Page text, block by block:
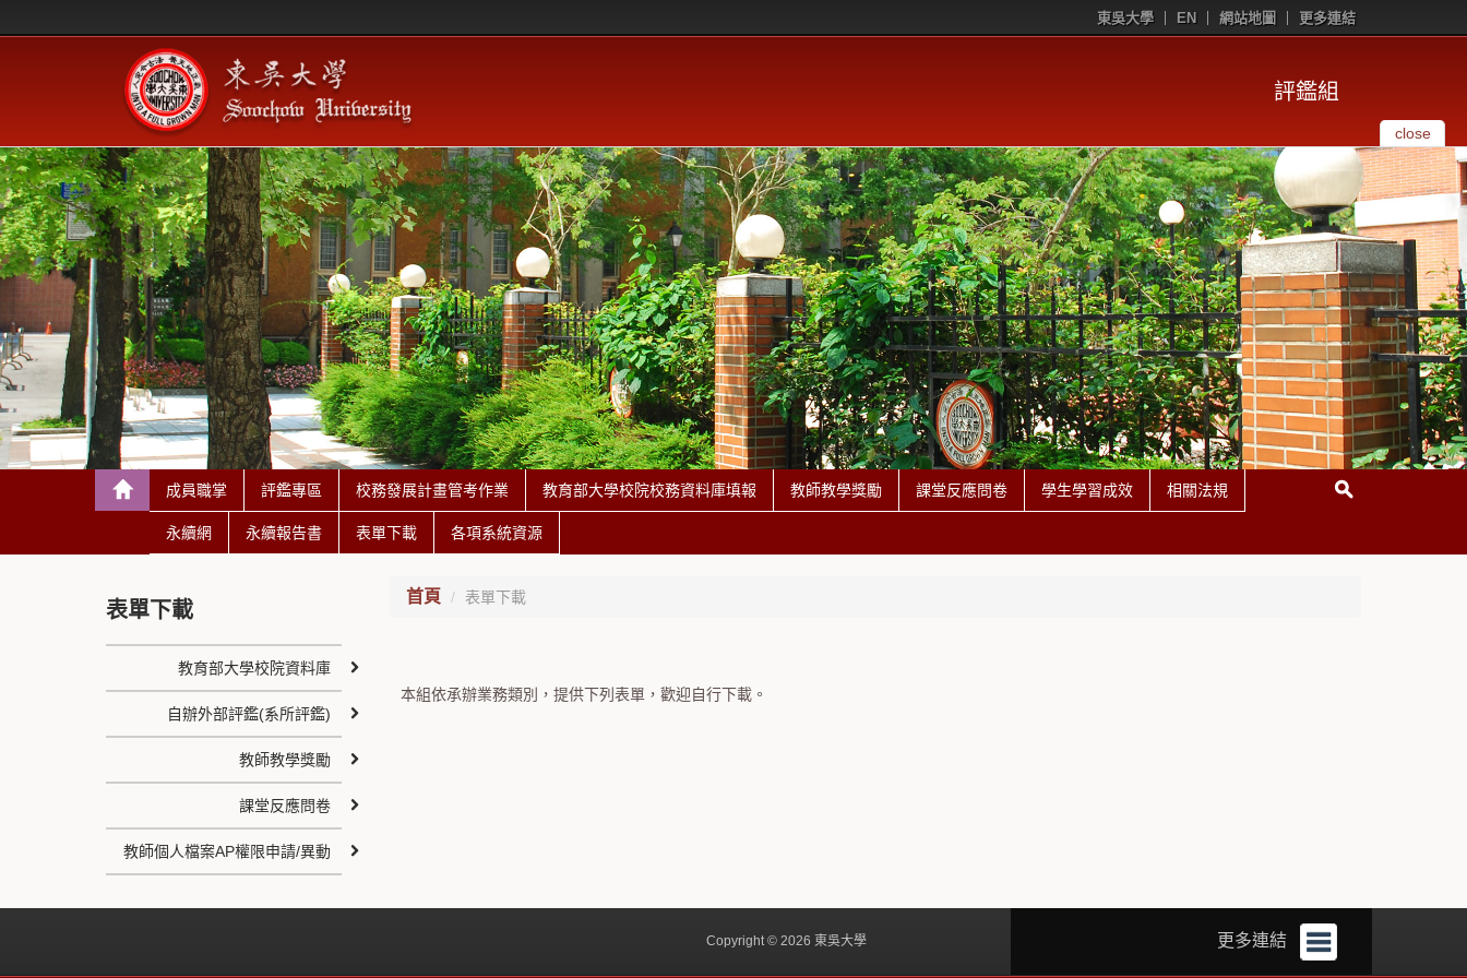
東吳大學 EN 網站地圖 更多連結
評鑑組
close
成員職掌 評鑑專區 校務發展計畫管考作業 教育部大學校院校務資料庫填報 教師教學獎勵 課堂反應問卷 學生學習成效 相關法規
永續網 永續報告書 表單下載 各項系統資源
首頁 表單下載
本組依承辦業務類別，提供下列表單，歡迎自行下載。
表單下載
教育部大學校院資料庫
自辦外部評鑑(系所評鑑)
教師教學獎勵
課堂反應問卷
教師個人檔案AP權限申請/異動
更多連結
Copyright © 2026 東吳大學